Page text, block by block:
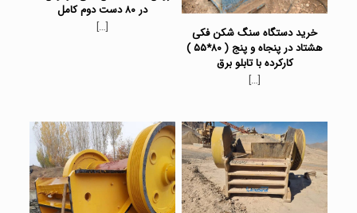
خرید دستگاه سنگ شکن فکی
هشتاد در پنجاه و پنج ( ۸۰*۵۵ )
کارکرده با تابلو برق
[…]
در ۸۰ دست دوم کامل
[…]